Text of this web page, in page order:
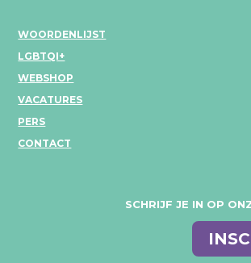
WOORDENLIJST
LGBTQI+
WEBSHOP
VACATURES
PERS
CONTACT
SCHRIJF JE IN OP
E-
mail